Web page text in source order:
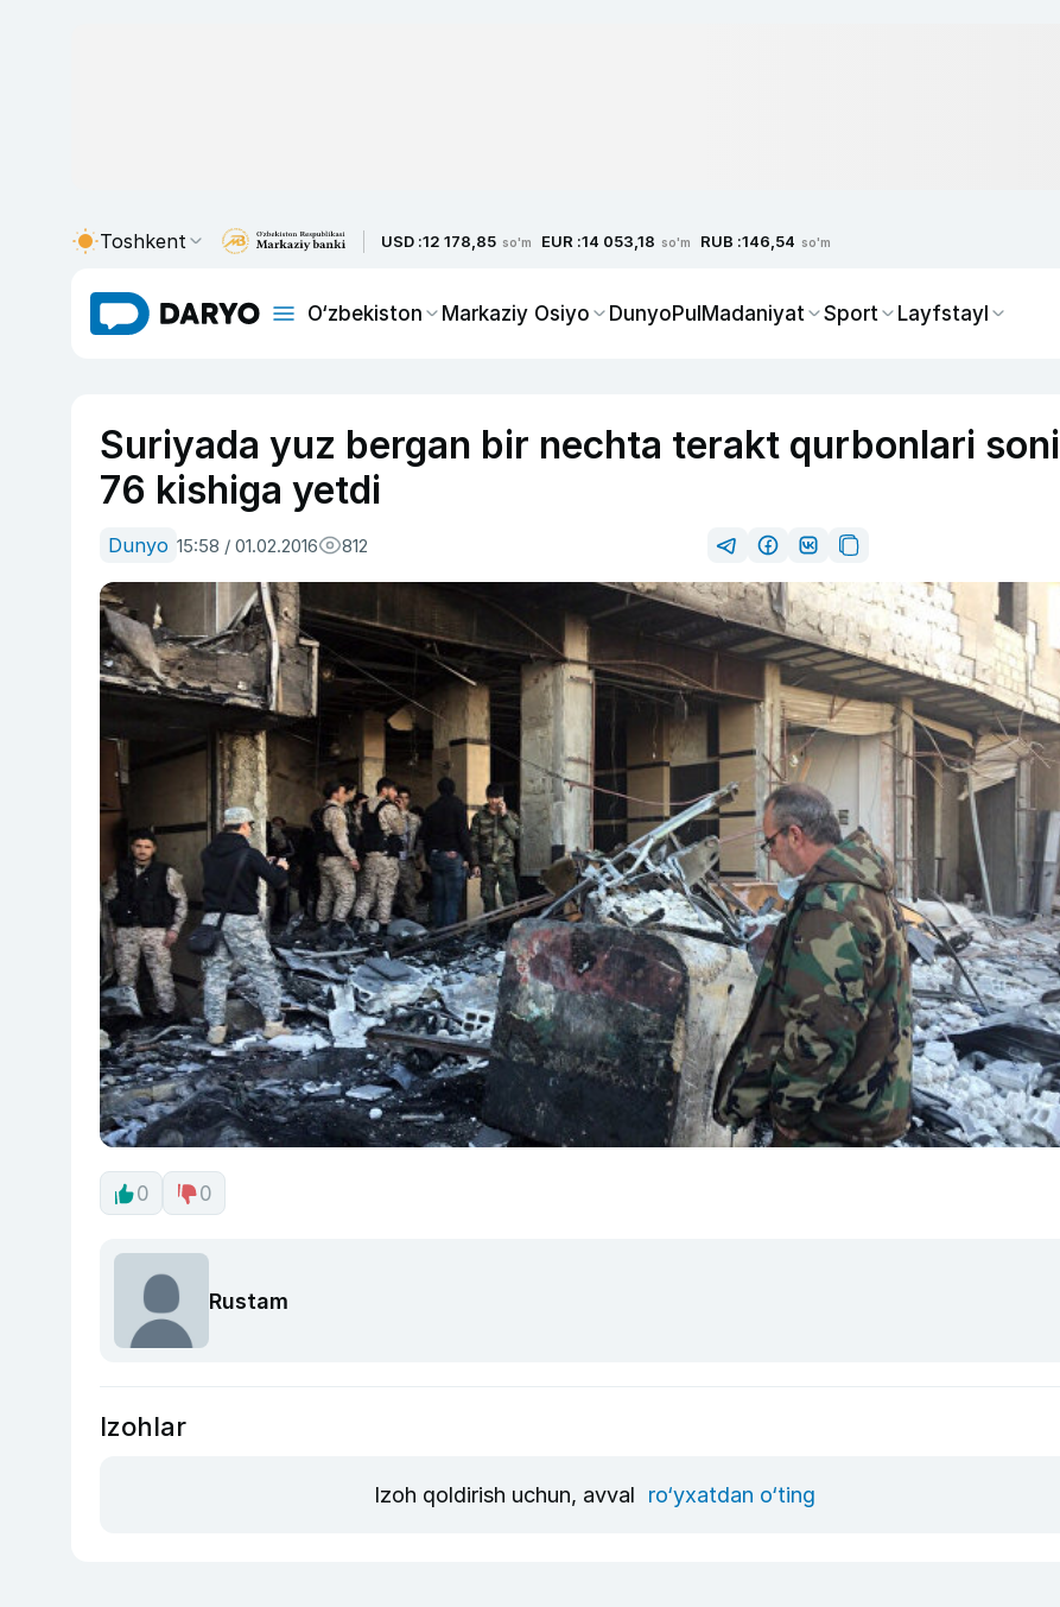
Toshkent USD :12 178,85 so'm EUR :14 053,18 so'm RUB :146,54 so'm
O‘zbekiston Markaziy Osiyo DunyoPulMadaniyat Sport Layfstayl
Suriyada yuz bergan bir nechta terakt qurbonlari soni
76 kishiga yetdi
Dunyo 15:58 / 01.02.2016 812
0 0
Rustam
Izohlar
Izoh qoldirish uchun, avval ro‘yxatdan o‘ting